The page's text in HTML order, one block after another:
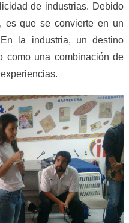
de industrias. Debido
es que se convierte en un
la industria, un destino
como una combinación de